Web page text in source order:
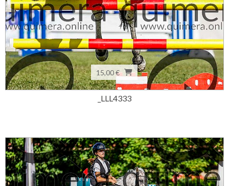
15,00 €
_LLL4333